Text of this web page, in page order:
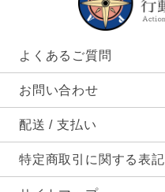
よくあるご質問
お問い合わせ
配送 / 支払い
特定商取引に関する表記